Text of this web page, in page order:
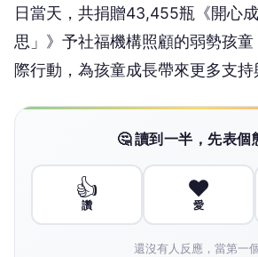
日當天，共捐贈43,455瓶《開心
思」》予社福機構照顧的弱勢孩
際行動，為孩童成長帶來更多支持
🤔 讀到一半，先表個
👍
讚
❤️
愛
還沒有人反應，當第一